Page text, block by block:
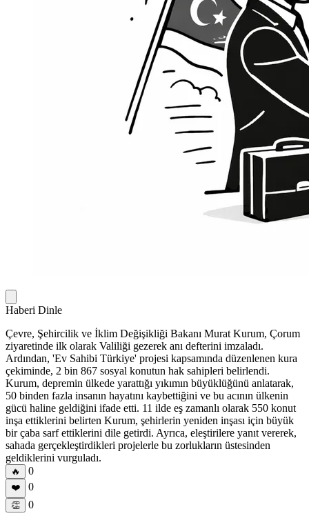
Haberi Dinle
Çevre, Şehircilik ve İklim Değişikliği Bakanı Murat Kurum, Çorum
ziyaretinde ilk olarak Valiliği gezerek anı defterini imzaladı.
Ardından, 'Ev Sahibi Türkiye' projesi kapsamında düzenlenen kura
çekiminde, 2 bin 867 sosyal konutun hak sahipleri belirlendi.
Kurum, depremin ülkede yarattığı yıkımın büyüklüğünü anlatarak,
50 binden fazla insanın hayatını kaybettiğini ve bu acının ülkenin
gücü haline geldiğini ifade etti. 11 ilde eş zamanlı olarak 550 konut
inşa ettiklerini belirten Kurum, şehirlerin yeniden inşası için büyük
bir çaba sarf ettiklerini dile getirdi. Ayrıca, eleştirilere yanıt vererek,
sahada gerçekleştirdikleri projelerle bu zorlukların üstesinden
geldiklerini vurguladı.
🔥 0
❤️ 0
👏 0